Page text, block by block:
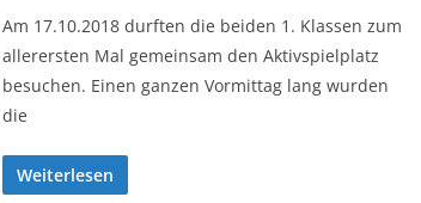
Am 17.10.2018 durften die beiden 1. Klassen zum
allerersten Mal gemeinsam den Aktivspielplatz
besuchen. Einen ganzen Vormittag lang wurden
die
Weiterlesen